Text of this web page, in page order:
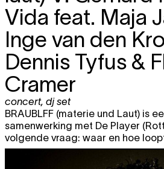
Vida feat. Maja
Inge van den
Dennis Tyfus &
Cramer
concert, dj set
BRAUBLFF (materie und Laut) is
samenwerking met De Player
volgende vraag: waar en hoe